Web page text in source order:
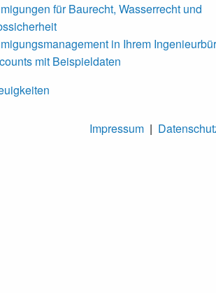
für Baurecht, Wasserrecht und
in Ihrem
mit Beispieldaten
Impressum |